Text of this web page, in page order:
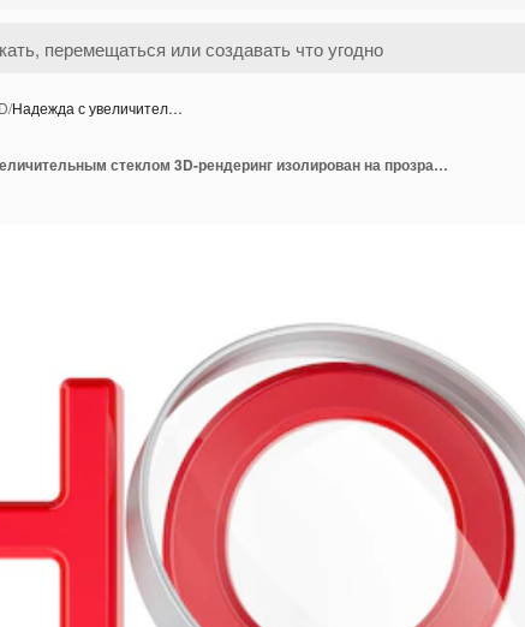
/Надежда с увеличител…
Надежда с увеличительным стеклом 3D-рендеринг изолирован на прозрачном фоне